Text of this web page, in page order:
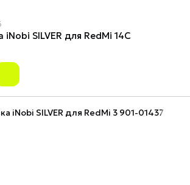
iNobi SILVER для RedMi 14C